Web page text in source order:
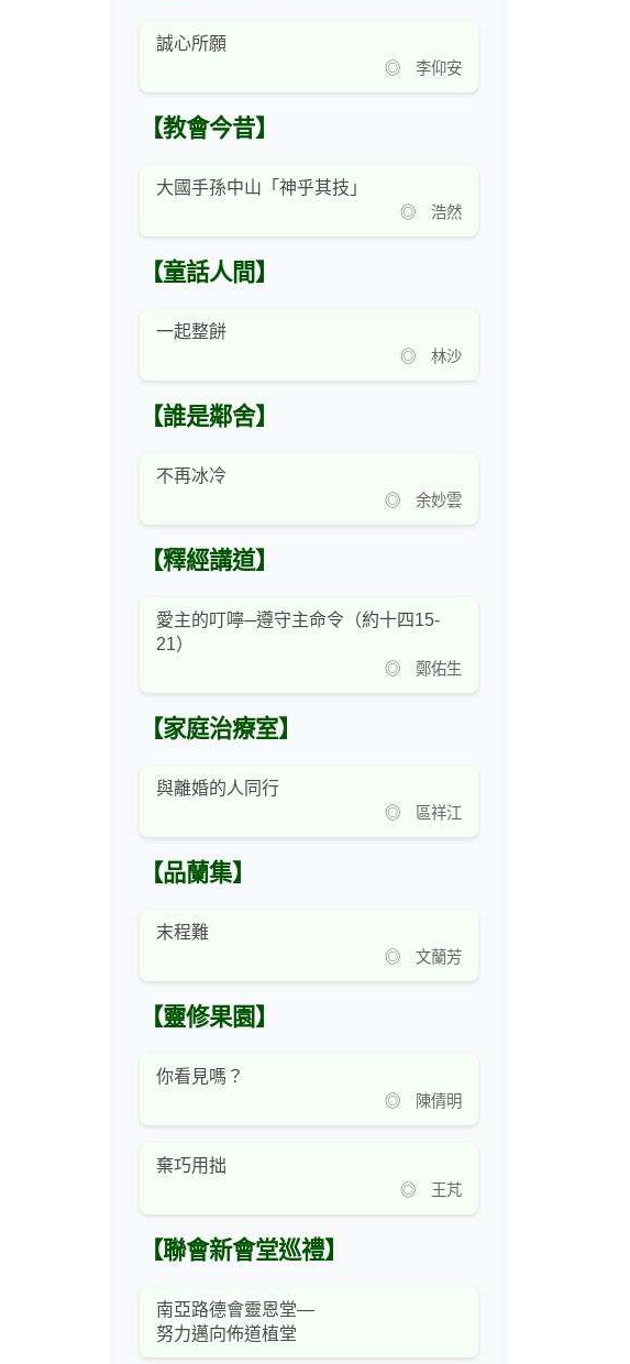
誠心所願
◎ 李仰安
【教會今昔】
大國手孫中山「神乎其技」
◎ 浩然
【童話人間】
一起整餅
◎ 林沙
【誰是鄰舍】
不再冰冷
◎ 余妙雲
【釋經講道】
愛主的叮嚀─遵守主命令（約十四15-
21）
◎ 鄭佑生
【家庭治療室】
與離婚的人同行
◎ 區祥江
【品蘭集】
末程難
◎ 文蘭芳
【靈修果園】
你看見嗎？
◎ 陳倩明
棄巧用拙
◎ 王芃
【聯會新會堂巡禮】
南亞路德會靈恩堂—
努力邁向佈道植堂